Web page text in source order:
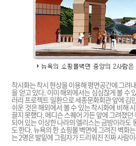
착시화는 착시 현상을 이용해 평면공간에 그려
을 얻고 있다. 이미 해외에서는 심심찮게 볼 수
러리 프로젝트 일환으로 세종문화회관 앞에 김
쉬운 것은 해외에서 볼 수 있는 착시화에 비해
끌지 못했다. 메디슨 스퀘어 가든 앞에 그려졌
되어 있는 이상한 나라의 엘리스는 금방이라도
도 한다. 뉴욕의 한 쇼핑몰 벽면에 그려진 벽화
는 2명은 발밑에 그림자가 드리워진 진짜 사람